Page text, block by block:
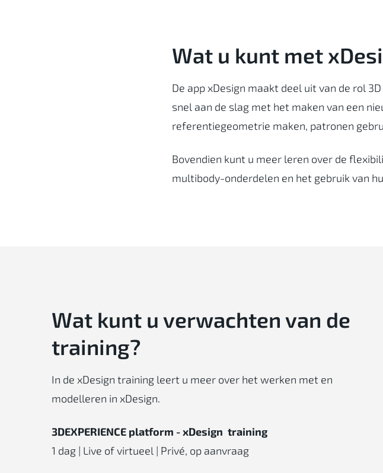
Wat u kunt met
De app xDesign maakt deel uit van de rol
snel aan de slag met het maken van een
referentiegeometrie maken, patronen
Bovendien kunt u meer leren over de
multibody-onderdelen en het gebruik van
Wat kunt u verwachten van de
training?
In de xDesign training leert u meer over het werken met en
modelleren in xDesign.
3DEXPERIENCE platform - xDesign training
1 dag | Live of virtueel | Privé, op aanvraag